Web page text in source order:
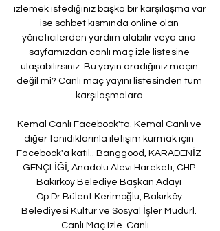
izlemek istediğiniz başka bir karşılaşma var
ise sohbet kısmında online olan
yöneticilerden yardım alabilir veya ana
sayfamızdan canlı maç izle listesine
ulaşabilirsiniz. Bu yayın aradığınız maçın
değil mi? Canlı maç yayını listesinden tüm
karşılaşmalara.
Kemal Canlı Facebook'ta. Kemal Canlı ve
diğer tanıdıklarınla iletişim kurmak için
Facebook'a katıl.. Banggood, KARADENİZ
GENÇLİĞİ, Anadolu Alevi Hareketi, CHP
Bakırköy Belediye Başkan Adayı
Op.Dr.Bülent Kerimoğlu, Bakırköy
Belediyesi Kültür ve Sosyal İşler Müdürl.
Canlı Maç Izle. Canlı …